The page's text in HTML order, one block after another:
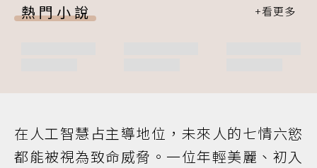
熱門小說
在人工智慧占主導地位，未來人的七情六慾
都能被視為致命威脅。一位年輕美麗、初入